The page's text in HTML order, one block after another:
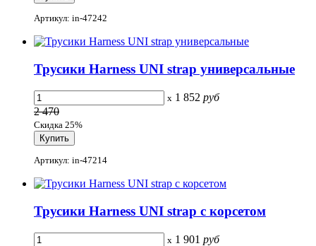
Артикул: in-47242
Трусики Harness UNI strap универсальные
x 1 852 руб
2 470
Скидка 25%
Артикул: in-47214
Трусики Harness UNI strap с корсетом
x 1 901 руб